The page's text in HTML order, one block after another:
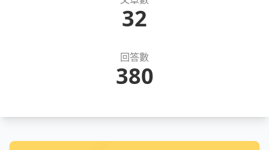
32
回答數
380